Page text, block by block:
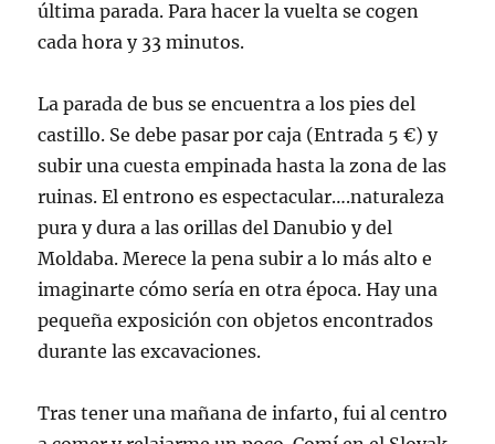
última parada. Para hacer la vuelta se cogen
cada hora y 33 minutos.
La parada de bus se encuentra a los pies del
castillo. Se debe pasar por caja (Entrada 5 €) y
subir una cuesta empinada hasta la zona de las
ruinas. El entrono es espectacular….naturaleza
pura y dura a las orillas del Danubio y del
Moldaba. Merece la pena subir a lo más alto e
imaginarte cómo sería en otra época. Hay una
pequeña exposición con objetos encontrados
durante las excavaciones.
Tras tener una mañana de infarto, fui al centro